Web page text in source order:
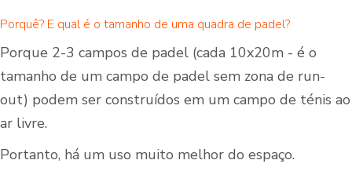
Porquê? E qual é o tamanho de uma quadra de padel?
Porque 2-3 campos de padel (cada 10x20m - é o
tamanho de um campo de padel sem zona de run-
out) podem ser construídos em um campo de ténis ao
ar livre.
Portanto, há um uso muito melhor do espaço.